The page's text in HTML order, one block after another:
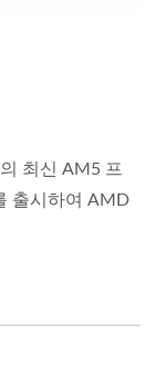
최신 AM5 프
출시하여 AMD